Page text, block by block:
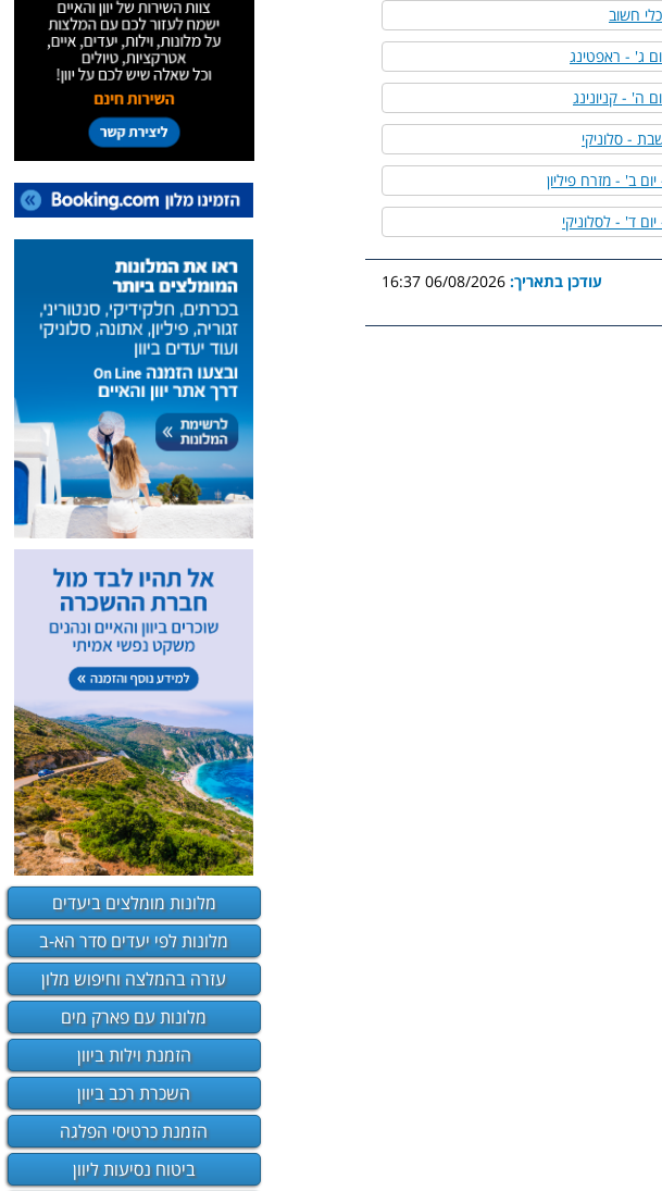
חשוב
עודכן בתאריך: 06/08/2026 16:37
מלונות מומלצים ביעדים
מלונות לפי יעדים סדר הא-ב
עזרה בהמלצה וחיפוש מלון
מלונות עם פארק מים
הזמנת וילות ביוון
השכרת רכב ביוון
הזמנת כרטיסי הפלגה
ביטוח נסיעות ליוון